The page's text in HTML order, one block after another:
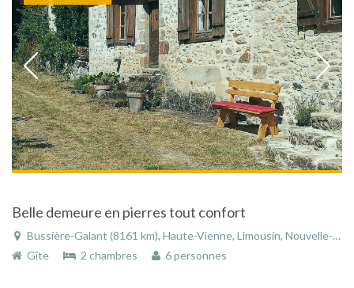
Belle demeure en pierres tout confort
Bussière-Galant (8161 km), Haute-Vienne, Limousin, Nouvelle-Aquitaine, France
Gîte
2 chambres 6 personnes